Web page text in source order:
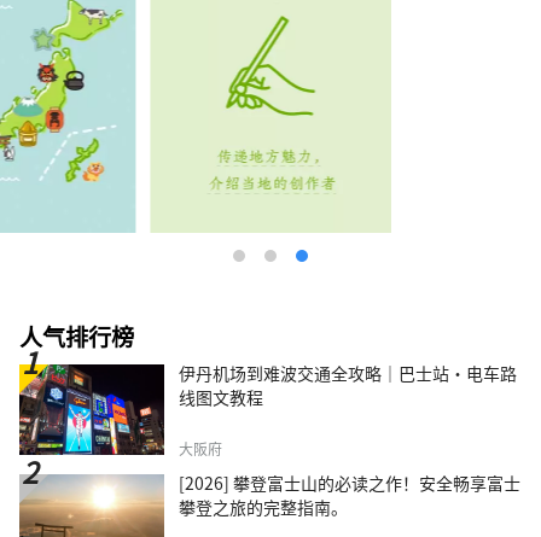
人气排行榜
伊丹机场到难波交通全攻略｜巴士站・电车路
线图文教程
大阪府
[2026] 攀登富士山的必读之作！安全畅享富士
攀登之旅的完整指南。